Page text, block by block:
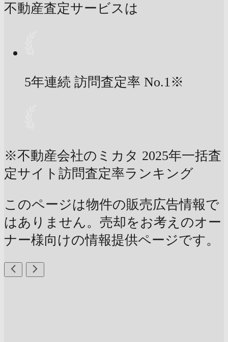
不動産査定サービスは
5年連続 訪問査定率 No.1※
※不動産会社のミカタ 2025年一括査
定サイト訪問査定率ランキング
このページは物件の販売広告情報で
はありません。売却をお考えのオー
ナー様向けの情報提供ページです。